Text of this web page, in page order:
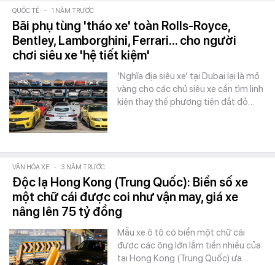
QUỐC TẾ - 1 NĂM TRƯỚC
Bãi phụ tùng 'tháo xe' toàn Rolls-Royce,
Bentley, Lamborghini, Ferrari... cho người
chơi siêu xe 'hệ tiết kiệm'
‘Nghĩa địa siêu xe’ tại Dubai lại là mỏ
vàng cho các chủ siêu xe cần tìm linh
kiện thay thế phương tiện đắt đỏ…
VĂN HÓA XE - 3 NĂM TRƯỚC
Độc lạ Hong Kong (Trung Quốc): Biển số xe
một chữ cái được coi như vận may, giá xe
nâng lên 75 tỷ đồng
Mẫu xe ô tô có biển một chữ cái
được các ông lớn lắm tiền nhiều của
tại Hong Kong (Trung Quốc) ưa…